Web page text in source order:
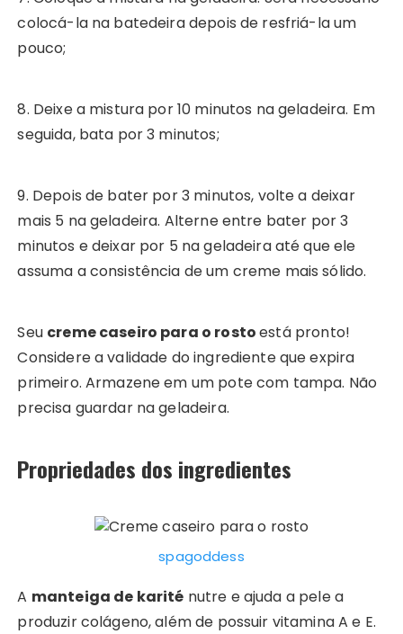
colocá-la na batedeira depois de resfriá-la um
pouco;
8. Deixe a mistura por 10 minutos na geladeira. Em
seguida, bata por 3 minutos;
9. Depois de bater por 3 minutos, volte a deixar
mais 5 na geladeira. Alterne entre bater por 3
minutos e deixar por 5 na geladeira até que ele
assuma a consistência de um creme mais sólido.
Seu creme caseiro para o rostoestá pronto!
Considere a validade do ingrediente que expira
primeiro. Armazene em um pote com tampa. Não
precisa guardar na geladeira.
Propriedades dos ingredientes
spagoddess
A manteiga de karité nutre e ajuda a pele a
produzir colágeno, além de possuir vitamina A e E.